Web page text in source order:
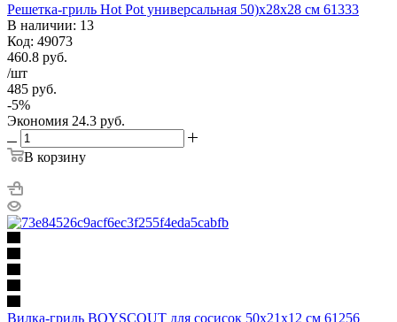
Решетка-гриль Hot Pot универсальная 50)х28х28 см 61333
В наличии: 13
Код: 49073
460.8 руб.
/шт
485 руб.
-5%
Экономия 24.3 руб.
В корзину
Вилка-гриль BOYSCOUT для сосисок 50х21х12 см 61256